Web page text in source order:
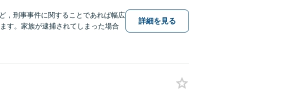
，刑事事件に関することであれば幅広
す。家族が逮捕されてしまった場合
詳細を見る